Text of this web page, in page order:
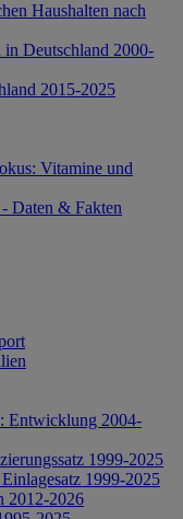
Haushalten nach
Deutschland 2000-
2015-2025
Vitamine und
Daten & Fakten
Entwicklung 2004-
1999-2025
1999-2025
2012-2026